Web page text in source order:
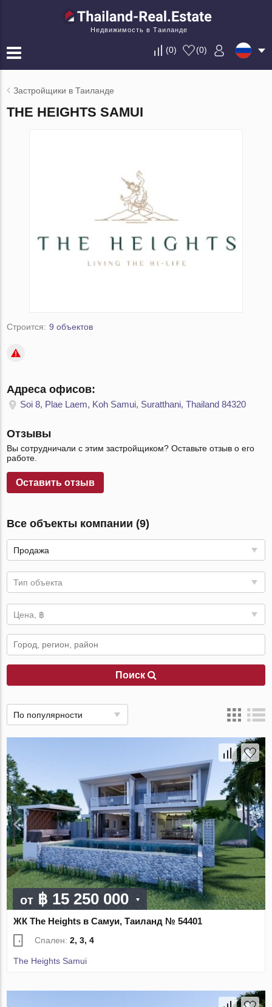
Недвижимость в Таиланде
(0) (0)
Застройщики в Таиланде
THE HEIGHTS SAMUI
Строится: 9 объектов
Адреса офисов:
Soi 8, Plae Laem, Koh Samui, Suratthani, Thailand 84320
Отзывы
Вы сотрудничали с этим застройщиком? Оставьте отзыв о его
работе.
Оставить отзыв
Все объекты компании (9)
Продажа
Тип объекта
Цена, ฿
Поиск
По популярности
от ฿ 15 250 000
ЖК The Heights в Самуи, Таиланд № 54401
Спален:2, 3, 4
The Heights Samui